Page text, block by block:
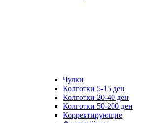
Чулки
Колготки 5-15 ден
Колготки 20-40 ден
Колготки 50-200 ден
Корректирующие